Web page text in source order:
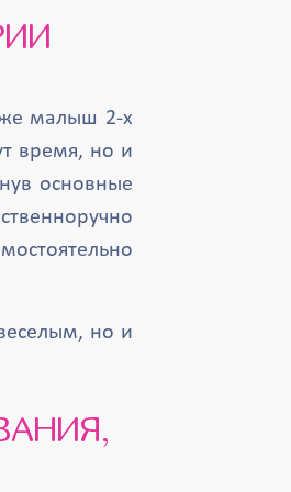
малыш 2-х
время, но и
основные
но и